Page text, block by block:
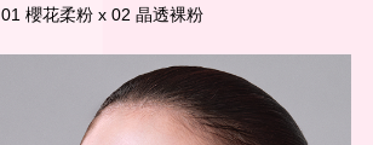
01 櫻花柔粉 x 02 晶透裸粉
03 蜜桃嫩粉
05 夜幕星粉